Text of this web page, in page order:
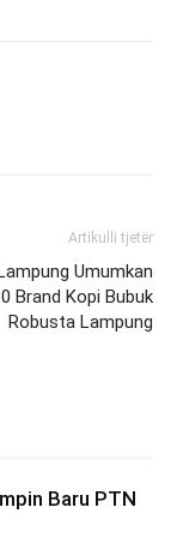
Artikulli tjetër
Umumkan
Brand Kopi Bubuk
Robusta Lampung
Baru PTN